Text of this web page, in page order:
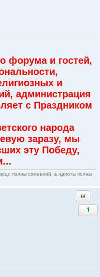
форума и гостей,
и
администрация
с Праздником
народа
заразу, мы
эту Победу,
полны сомнений, а идиоты полны
1